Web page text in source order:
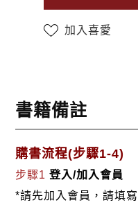
加入喜愛
書籍備註
購書流程(步驟1-4)
步驟1登入/加入會員
*請先加入會員，請填